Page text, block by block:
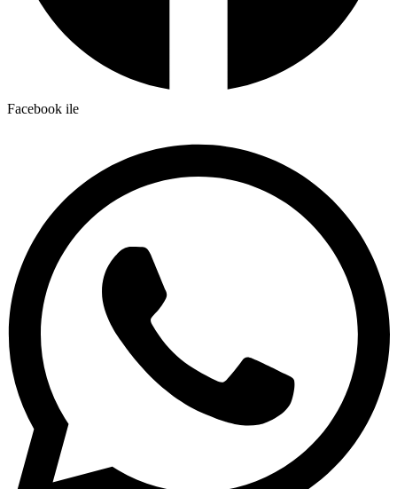
Facebook ile